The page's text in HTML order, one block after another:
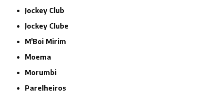
Jockey Club
Jockey Clube
M'Boi Mirim
Moema
Morumbi
Parelheiros